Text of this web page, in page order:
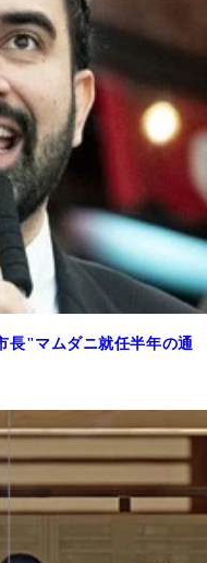
長"マムダニ就任半年の通